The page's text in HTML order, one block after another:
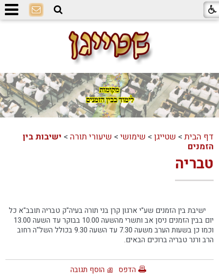
דף הבית > שטייגן > שימושי > שיעורי תורה > ישיבות בין
הזמנים
טבריה
ישיבת בין הזמנים שע"י ארגון קרן בני תורה בעיה"ק טבריה תובב"א כל
יום בבין הזמנים ניסן אב ותשרי מהשעה 10.00 בבוקר עד השעה 13.00
וכמו כן בשעות הערב משעה 7.30 עד השעה 9.30 בכולל השל"ה רחוב
הרב ורנר טבריה ברוכים הבאים.
הדפס הוסף תגובה